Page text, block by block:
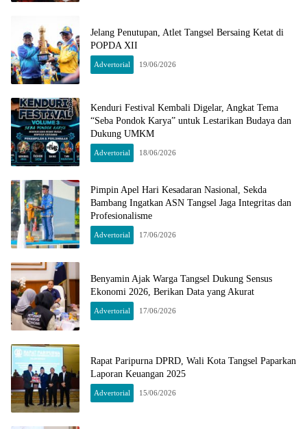
Jelang Penutupan, Atlet Tangsel Bersaing Ketat di
POPDA XII
Advertorial 19/06/2026
Kenduri Festival Kembali Digelar, Angkat Tema
“Seba Pondok Karya” untuk Lestarikan Budaya dan
Dukung UMKM
Advertorial 18/06/2026
Pimpin Apel Hari Kesadaran Nasional, Sekda
Bambang Ingatkan ASN Tangsel Jaga Integritas dan
Profesionalisme
Advertorial 17/06/2026
Benyamin Ajak Warga Tangsel Dukung Sensus
Ekonomi 2026, Berikan Data yang Akurat
Advertorial 17/06/2026
Rapat Paripurna DPRD, Wali Kota Tangsel Paparkan
Laporan Keuangan 2025
Advertorial 15/06/2026